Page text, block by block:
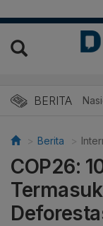
BERITA
Berita
COP26: